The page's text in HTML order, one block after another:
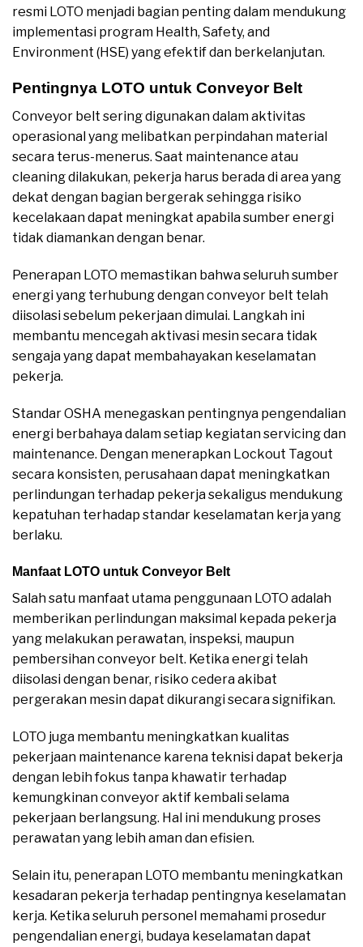
resmi LOTO menjadi bagian penting dalam mendukung
implementasi program Health, Safety, and
Environment (HSE) yang efektif dan berkelanjutan.
Pentingnya LOTO untuk Conveyor Belt
Conveyor belt sering digunakan dalam aktivitas
operasional yang melibatkan perpindahan material
secara terus-menerus. Saat maintenance atau
cleaning dilakukan, pekerja harus berada di area yang
dekat dengan bagian bergerak sehingga risiko
kecelakaan dapat meningkat apabila sumber energi
tidak diamankan dengan benar.
Penerapan LOTO memastikan bahwa seluruh sumber
energi yang terhubung dengan conveyor belt telah
diisolasi sebelum pekerjaan dimulai. Langkah ini
membantu mencegah aktivasi mesin secara tidak
sengaja yang dapat membahayakan keselamatan
pekerja.
Standar OSHA menegaskan pentingnya pengendalian
energi berbahaya dalam setiap kegiatan servicing dan
maintenance. Dengan menerapkan Lockout Tagout
secara konsisten, perusahaan dapat meningkatkan
perlindungan terhadap pekerja sekaligus mendukung
kepatuhan terhadap standar keselamatan kerja yang
berlaku.
Manfaat LOTO untuk Conveyor Belt
Salah satu manfaat utama penggunaan LOTO adalah
memberikan perlindungan maksimal kepada pekerja
yang melakukan perawatan, inspeksi, maupun
pembersihan conveyor belt. Ketika energi telah
diisolasi dengan benar, risiko cedera akibat
pergerakan mesin dapat dikurangi secara signifikan.
LOTO juga membantu meningkatkan kualitas
pekerjaan maintenance karena teknisi dapat bekerja
dengan lebih fokus tanpa khawatir terhadap
kemungkinan conveyor aktif kembali selama
pekerjaan berlangsung. Hal ini mendukung proses
perawatan yang lebih aman dan efisien.
Selain itu, penerapan LOTO membantu meningkatkan
kesadaran pekerja terhadap pentingnya keselamatan
kerja. Ketika seluruh personel memahami prosedur
pengendalian energi, budaya keselamatan dapat